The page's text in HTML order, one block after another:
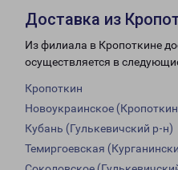
Доставка из
Из филиала в Кропоткине
осуществляется в
Кропоткин
Новоукраинское
Кубань (Гулькевичский р-н)
Темиргоевская